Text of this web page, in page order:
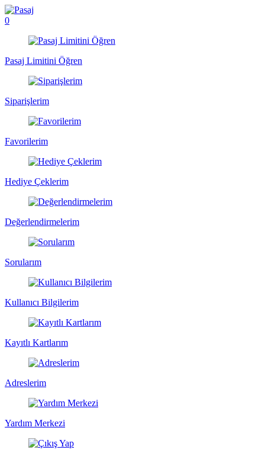
0
Pasaj Limitini Öğren
Siparişlerim
Favorilerim
Hediye Çeklerim
Değerlendirmelerim
Sorularım
Kullanıcı Bilgilerim
Kayıtlı Kartlarım
Adreslerim
Yardım Merkezi